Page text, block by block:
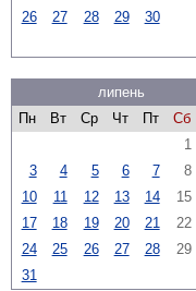
26
27 28 29 30
липень
Пн
Вт Ср Чт Пт Сб
1
3
4 5 6 7 8
10
11 12 13 14 15
17
18 19 20 21 22
24
25 26 27 28 29
31